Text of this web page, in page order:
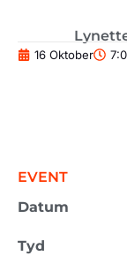
16 Oktober
EVENT
Datum
Tyd